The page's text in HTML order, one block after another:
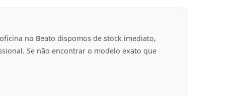
no Beato dispomos de stock imediato,
Se não encontrar o modelo exato que